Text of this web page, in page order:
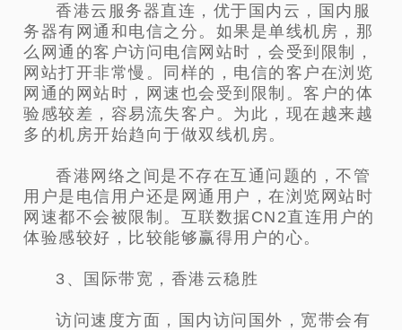
香港云服务器直连，优于国内云，国内服
务器有网通和电信之分。如果是单线机房，那
么网通的客户访问电信网站时，会受到限制，
网站打开非常慢。同样的，电信的客户在浏览
网通的网站时，网速也会受到限制。客户的体
验感较差，容易流失客户。为此，现在越来越
多的机房开始趋向于做双线机房。
香港网络之间是不存在互通问题的，不管
用户是电信用户还是网通用户，在浏览网站时
网速都不会被限制。互联数据CN2直连用户的
体验感较好，比较能够赢得用户的心。
3、国际带宽，香港云稳胜
访问速度方面，国内访问国外，宽带会有